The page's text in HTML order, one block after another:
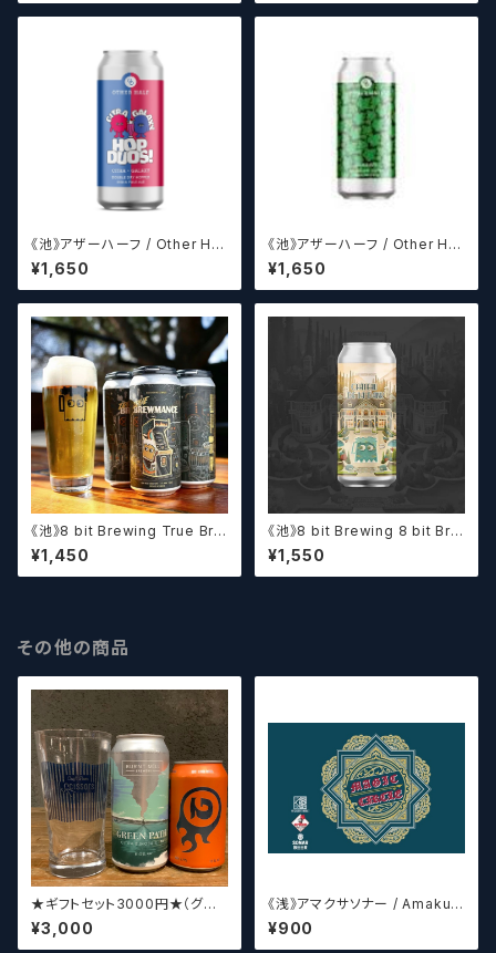
《池》アザーハーフ / Other Hal
f Brewing Hop Duos! - Citr
a + Galaxy 【クラフトビールシ
ザーズ】
¥1,650
《池》アザーハーフ / Other Hal
f Brewing Dank Ivy【クラフト
ビールシザーズ】
¥1,650
《池》8 bit Brewing True Bre
wmance (473ml) / トゥルー
ブルーマンス【クラフトビール】
¥1,450
《池》8 bit Brewing 8 bit Bre
wing Chateau De La Dank
WC DIPA (473ml) / シャトー・
ド・ラ・ダンク【クラフトビール】
¥1,550
その他の商品
★ギフトセット3000円★（グラ
スセット）【クラフトビール】
¥3,000
《浅》アマクサソナー / Amakus
a sonar MAGIC CIRCLE 【ク
ラフトビールシザーズ】
¥900